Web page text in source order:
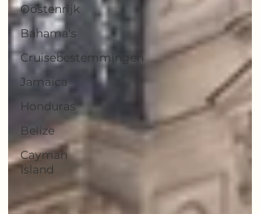
Oostenrijk
Bahama's
Cruisebestemmingen
Jamaica
Honduras
Belize
Cayman
Island